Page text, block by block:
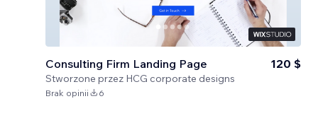
Consulting Firm Landing Page
Stworzone przez HCG corporate designs
120 $
Brak opinii 6